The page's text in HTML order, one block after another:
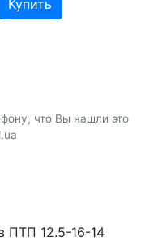
Купить
что Вы нашли это
ПТП 12.5-16-14